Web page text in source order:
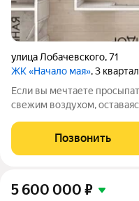
улица Лобачевского,71
ЖК «Начало мая», 3
Если вы мечтаете
свежим воздухом, оставаясь в черте
панорамный вид на
здесь посвоему красиво.
Позвонить
5 600 000 ₽